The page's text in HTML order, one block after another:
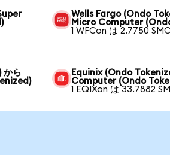
Wells Fargo (Ondo
Micro Computer
1 WFCon は 2.7750
から
Equinix (Ondo
Computer (Ondo
1 EQIXon は 33.7882